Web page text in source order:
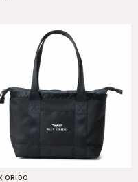
ORIDO